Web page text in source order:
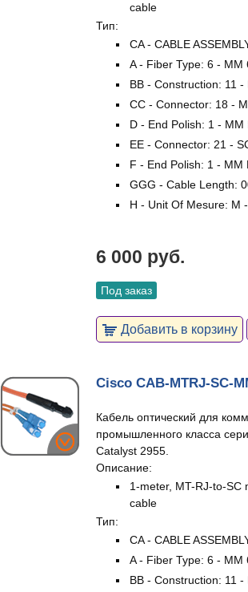
cable
Тип:
CA - CABLE
A - Fiber Type: 6 - MM
BB - Construction: 11 -
CC - Connector: 18 -
D - End Polish: 1 - MM
EE - Connector: 21 -
F - End Polish: 1 - MM
GGG - Cable Length:
H - Unit Of Mesure: M
6 000 руб.
Под заказ
Добавить в корзину
Cisco CAB-MTRJ-SC-
Кабель оптический для
промышленного класса
Catalyst 2955.
Описание:
1-meter, MT-RJ-to-SC
cable
Тип:
CA - CABLE
A - Fiber Type: 6 - MM
BB - Construction: 11 -